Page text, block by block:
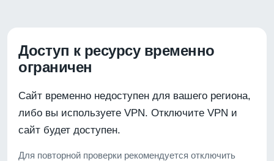
Доступ к ресурсу временно
ограничен
Сайт временно недоступен для вашего региона,
либо вы используете VPN. Отключите VPN и
сайт будет доступен.
Для повторной проверки рекомендуется отключить